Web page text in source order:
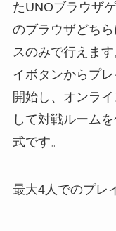
たUNOブラウザ
のブラウザどち
スのみで行えま
イボタンからプ
開始し、オンラ
して対戦ルーム
式です。
最大4人でのプレ